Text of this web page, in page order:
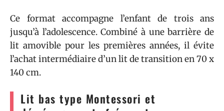
Ce format accompagne l’enfant de trois ans
jusqu’à l’adolescence. Combiné à une barrière de
lit amovible pour les premières années, il évite
l’achat intermédiaire d’un lit de transition en 70 x
140 cm.
Lit bas type Montessori et